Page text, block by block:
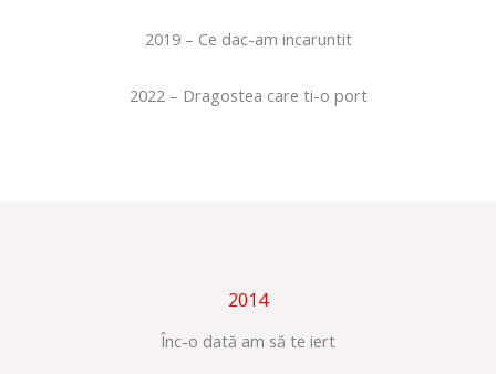
2019 – Ce dac-am incaruntit
2022 – Dragostea care ti-o port
2014
Înc-o dată am să te iert